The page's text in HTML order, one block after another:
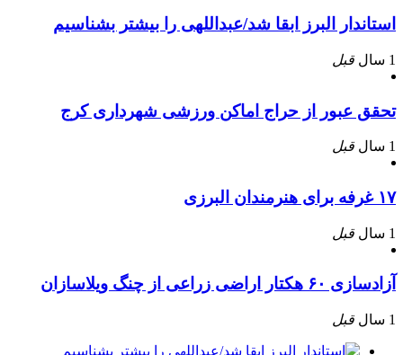
استاندار البرز ابقا شد/عبداللهی را بیشتر بشناسیم
1 سال قبل
تحقق عبور از حراج اماکن ورزشی شهرداری کرج
1 سال قبل
۱۷ غرفه برای هنرمندان البرزی
1 سال قبل
آزادسازی ۶۰ هکتار اراضی زراعی از چنگ ویلاسازان
1 سال قبل